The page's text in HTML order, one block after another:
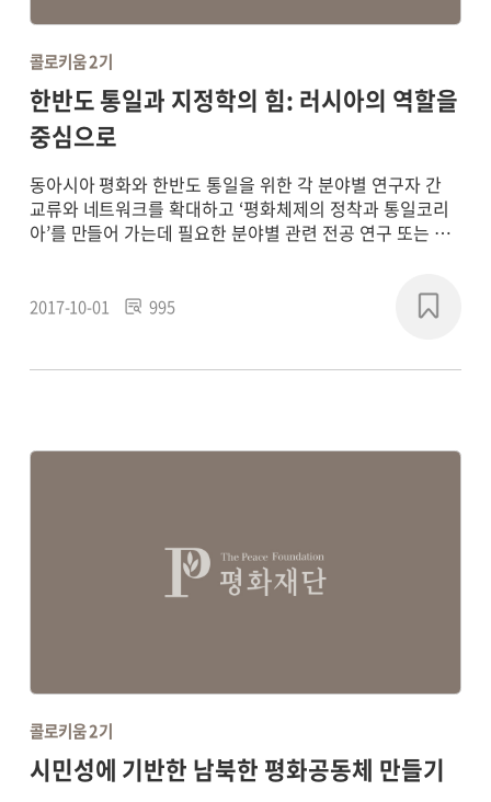
콜로키움 2기
한반도 통일과 지정학의 힘: 러시아의 역할을
중심으로
동아시아 평화와 한반도 통일을 위한 각 분야별 연구자 간
교류와 네트워크를 확대하고 ‘평화체제의 정착과 통일코리
아’를 만들어 가는데 필요한 분야별 관련 전공 연구 또는 학
2017~2018년에 연구 프로젝트를 진행했습니다.
2017-10-01 995
콜로키움 2기
시민성에 기반한 남북한 평화공동체 만들기